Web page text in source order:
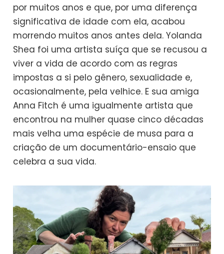
por muitos anos e que, por uma diferença
significativa de idade com ela, acabou
morrendo muitos anos antes dela. Yolanda
Shea foi uma artista suíça que se recusou a
viver a vida de acordo com as regras
impostas a si pelo gênero, sexualidade e,
ocasionalmente, pela velhice. E sua amiga
Anna Fitch é uma igualmente artista que
encontrou na mulher quase cinco décadas
mais velha uma espécie de musa para a
criação de um documentário-ensaio que
celebra a sua vida.